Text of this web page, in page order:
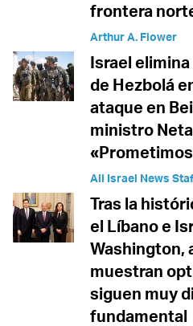
frontera
Arthur A. Flower
Israel
de Hezbolá
ataque en
ministro
All Israel News
Tras la
el Líbano e
Washington,
muestran
siguen muy
fundamental